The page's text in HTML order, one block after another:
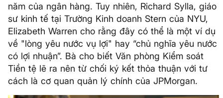
năm của ngân hàng. Tuy nhiên, Richard Sylla, giáo
sư kinh tế tại Trường Kinh doanh Stern của NYU,
Elizabeth Warren cho rằng đây có thể là một ví dụ
về "lòng yêu nước vụ lợi" hay “chủ nghĩa yêu nước
có lợi nhuận”. Bà cho biết Văn phòng Kiểm soát
Tiền tệ lẽ ra nên từ chối ký kết thỏa thuận với tư
cách là cơ quan quản lý chính của JPMorgan.